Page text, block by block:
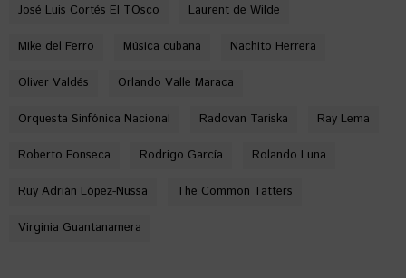
José Luis Cortés El TOsco Laurent de Wilde
Mike del Ferro Música cubana Nachito Herrera
Oliver Valdés Orlando Valle Maraca
Orquesta Sinfónica Nacional Radovan Tariska Ray Lema
Roberto Fonseca Rodrigo García Rolando Luna
Ruy Adrián López-Nussa The Common Tatters
Virginia Guantanamera